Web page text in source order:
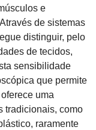
e
de sistemas
distinguir, pelo
de tecidos,
sensibilidade
que permite
uma
tradicionais, como
raramente